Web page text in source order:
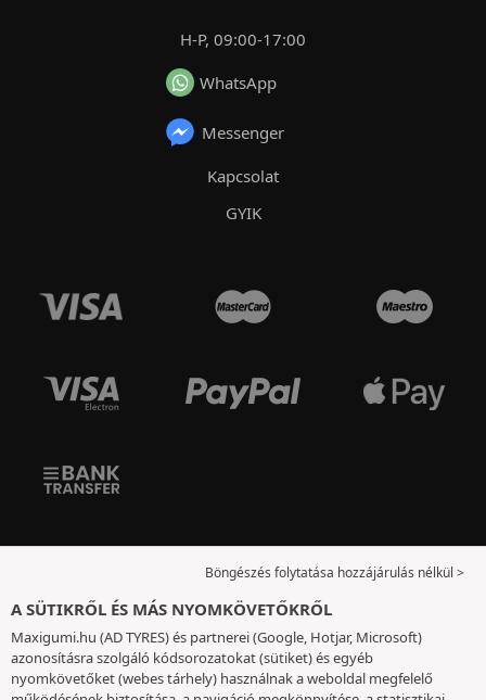
H-P, 09:00-17:00
WhatsApp
Messenger
Kapcsolat
GYIK
Böngészés folytatása hozzájárulás nélkül >
A SÜTIKRŐL ÉS MÁS NYOMKÖVETŐKRŐL
Maxigumi.hu (AD TYRES) és partnerei (Google, Hotjar, Microsoft)
azonosításra szolgáló kódsorozatokat (sütiket) és egyéb
nyomkövetőket (webes tárhely) használnak a weboldal megfelelő